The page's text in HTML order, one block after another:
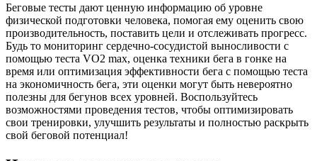
Беговые тесты дают ценную информацию об уровне
физической подготовки человека, помогая ему оценить свою
производительность, поставить цели и отслеживать прогресс.
Будь то мониторинг сердечно-сосудистой выносливости с
помощью теста VO2 max, оценка техники бега в гонке на
время или оптимизация эффективности бега с помощью теста
на экономичность бега, эти оценки могут быть невероятно
полезны для бегунов всех уровней. Воспользуйтесь
возможностями проведения тестов, чтобы оптимизировать
свои тренировки, улучшить результаты и полностью раскрыть
свой беговой потенциал!